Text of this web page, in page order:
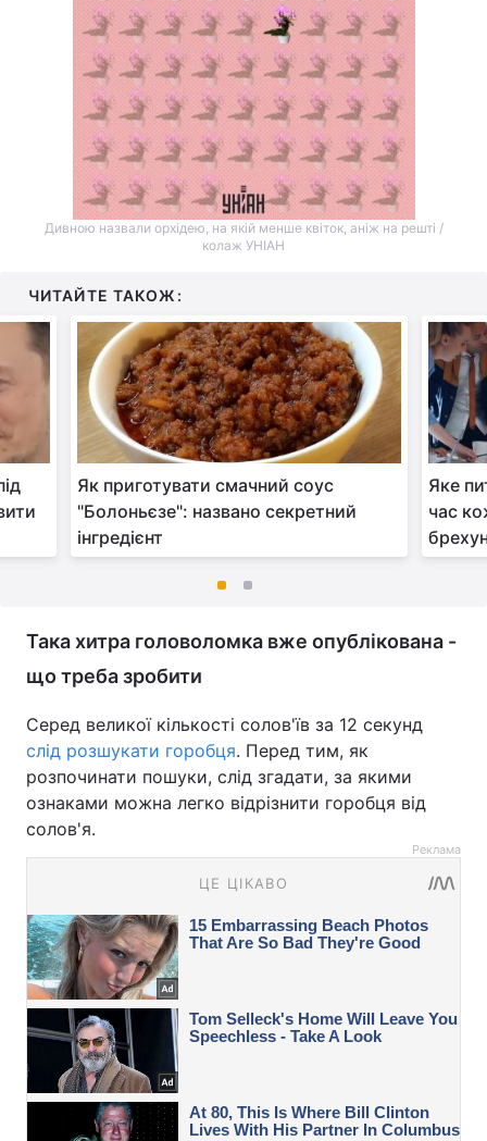
Дивною назвали орхідею, на якій менше квіток, аніж на решті /
колаж УНІАН
ЧИТАЙТЕ ТАКОЖ:
Як приготувати смачний соус
"Болоньєзе": названо секретний
інгредієнт
Яке
час
Така хитра головоломка вже опублікована -
що треба зробити
Серед великої кількості солов'їв за 12 секунд
слід розшукати горобця. Перед тим, як
розпочинати пошуки, слід згадати, за якими
ознаками можна легко відрізнити горобця від
солов'я.
Реклама